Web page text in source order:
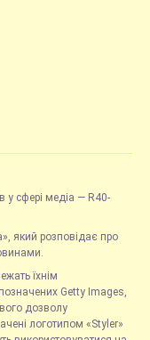
у сфері медіа — R40-
який розповідає про
їхнім
Getty Images,
дозволу
логотипом «Styler»